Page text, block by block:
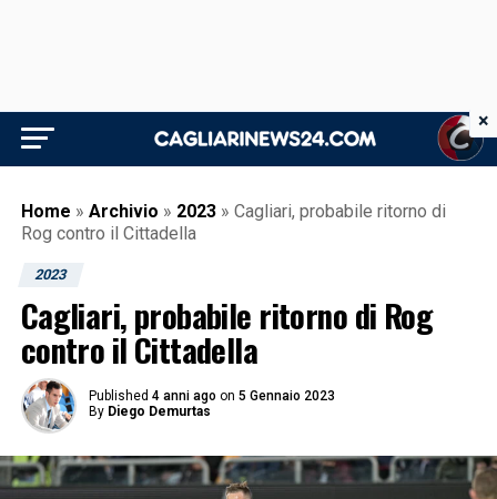
Home » Archivio » 2023 » Cagliari, probabile ritorno di
Rog contro il Cittadella
2023
Cagliari, probabile ritorno di Rog
contro il Cittadella
Published 4 anni ago on 5 Gennaio 2023
By Diego Demurtas
×